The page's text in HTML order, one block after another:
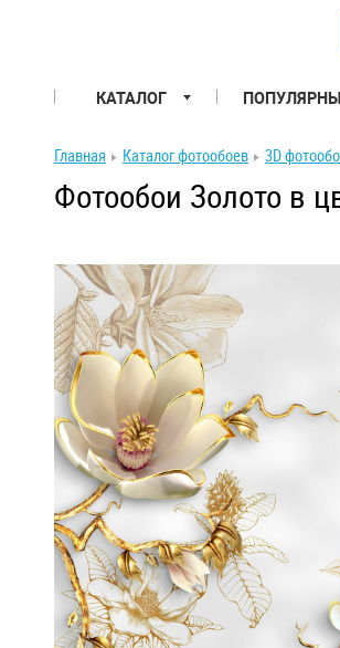
КАТАЛОГ
Главная
Каталог фотообоев 3D
Фотообои Золото в